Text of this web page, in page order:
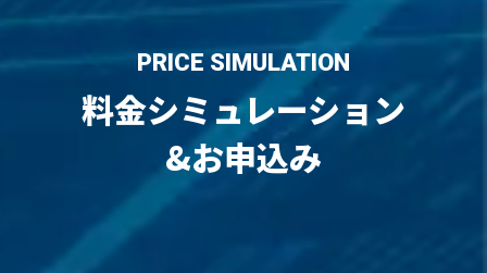
PRICE SIMULATION
料金シミュレーション
&お申込み